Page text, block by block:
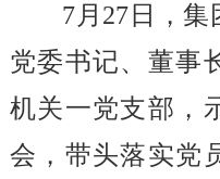
7月27日，集
党委书记、董事
机关一党支部，
会，带头落实党